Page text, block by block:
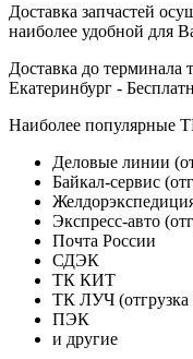
Доставка запчастей
наиболее удобной для
Доставка до терминала
Екатеринбург -
Наиболее популярные
Деловые линии
Байкал-сервис
Экспресс-авто
Почта России
СДЭК
ТК КИТ
ТК ЛУЧ (отгрузка
ПЭК
и другие